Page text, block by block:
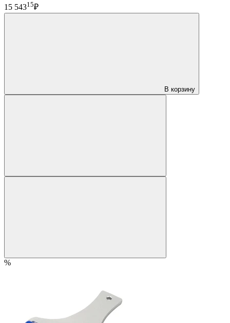
15 54315₽
В корзину
%